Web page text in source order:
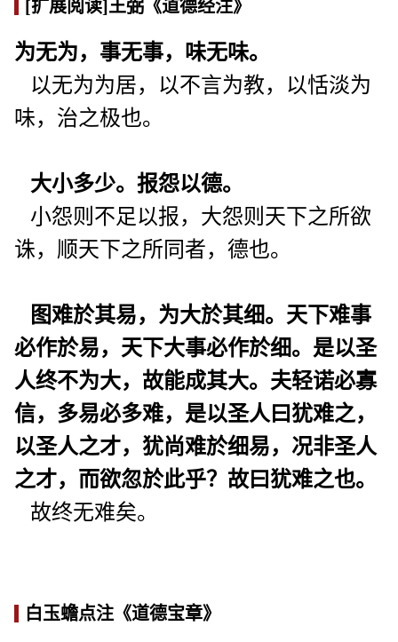
[扩展阅读]王弼《道德经注》
为无为，事无事，味无味。
以无为为居，以不言为教，以恬淡为
味，治之极也。
大小多少。报怨以德。
小怨则不足以报，大怨则天下之所欲
诛，顺天下之所同者，德也。
图难於其易，为大於其细。天下难事
必作於易，天下大事必作於细。是以圣
人终不为大，故能成其大。夫轻诺必寡
信，多易必多难，是以圣人曰犹难之，
以圣人之才，犹尚难於细易，况非圣人
之才，而欲忽於此乎？故曰犹难之也。
故终无难矣。
白玉蟾点注《道德宝章》